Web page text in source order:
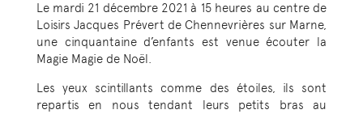
Le mardi 21 décembre 2021 à 15 heures au centre de
Loisirs Jacques Prévert de Chennevrières sur Marne,
une cinquantaine d’enfants est venue écouter la
Magie Magie de Noël.
Les yeux scintillants comme des étoiles, ils sont
repartis en nous tendant leurs petits bras au